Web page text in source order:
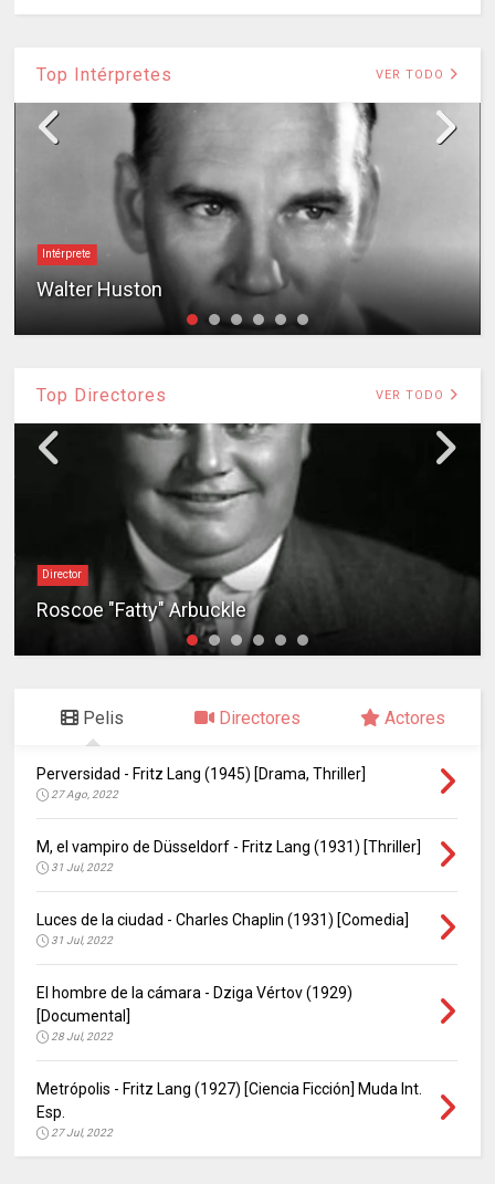
Top Intérpretes VER TODO
Intérprete
Walter Huston
Top Directores VER TODO
Director
Roscoe "Fatty" Arbuckle
Pelis Directores Actores
Perversidad - Fritz Lang (1945) [Drama, Thriller]
27 Ago, 2022
M, el vampiro de Düsseldorf - Fritz Lang (1931) [Thriller]
31 Jul, 2022
Luces de la ciudad - Charles Chaplin (1931) [Comedia]
31 Jul, 2022
El hombre de la cámara - Dziga Vértov (1929)
[Documental]
28 Jul, 2022
Metrópolis - Fritz Lang (1927) [Ciencia Ficción] Muda Int.
Esp.
27 Jul, 2022